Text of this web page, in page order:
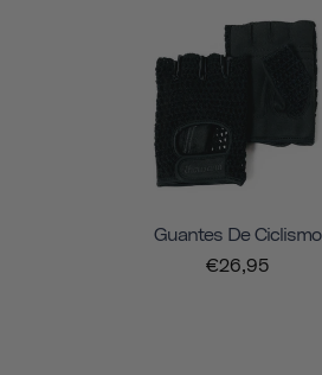
Guantes De Ciclismo
€26,95